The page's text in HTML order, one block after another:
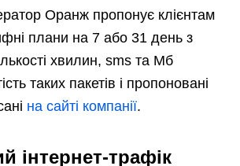
Оранж пропонує клієнтам
плани на 7 або 31 день з
хвилин, sms та Мб
таких пакетів і пропоновані
на сайті компанії.
інтернет-трафік